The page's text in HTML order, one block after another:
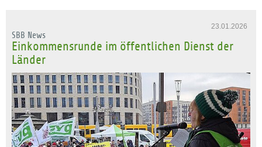
23.01.2026
SBB News
Einkommensrunde im öffentlichen Dienst der
Länder